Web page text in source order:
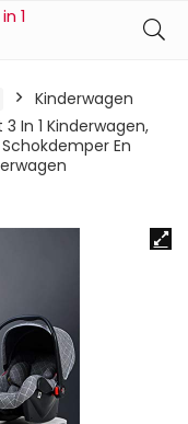
Kinderwagen
In 1 Kinderwagen,
En